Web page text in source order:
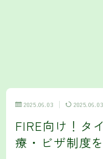
2025.06.03 2025.06.03
FIRE向け！タ
療・ビザ制度